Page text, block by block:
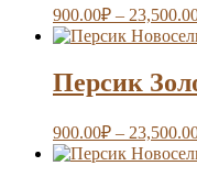
900.00₽ –
Персик
900.00₽ –